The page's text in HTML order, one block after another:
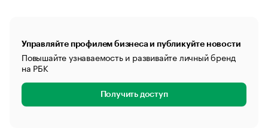
Управляйте профилем бизнеса и публикуйте новости
Повышайте узнаваемость и развивайте личный бренд
на РБК
Получить доступ